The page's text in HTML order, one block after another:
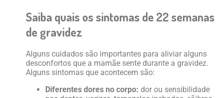
Saiba quais os sintomas de 22 semanas
de gravidez
Alguns cuidados são importantes para aliviar alguns
desconfortos que a mamãe sente durante a gravidez.
Alguns sintomas que acontecem são:
Diferentes dores no corpo: dor ou sensibilidade